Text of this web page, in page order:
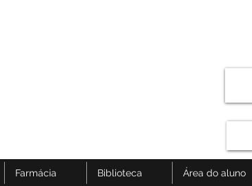
Farmácia Biblioteca Área do aluno